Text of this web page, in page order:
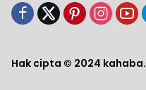
Hak cipta © 2024